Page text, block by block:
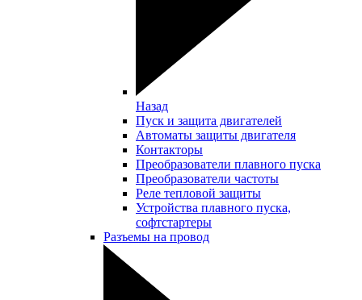
Назад
Пуск и защита двигателей
Автоматы защиты двигателя
Контакторы
Преобразователи плавного пуска
Преобразователи частоты
Реле тепловой защиты
Устройства плавного пуска,
софтстартеры
Разъемы на провод